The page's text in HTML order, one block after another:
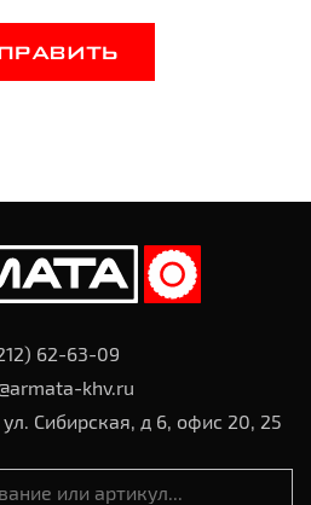
62-63-09
khv.ru
Сибирская, д 6, офис 20, 25